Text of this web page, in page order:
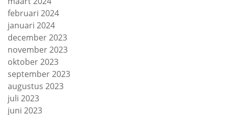
februari 2024
januari 2024
december 2023
november 2023
oktober 2023
september 2023
augustus 2023
juli 2023
juni 2023